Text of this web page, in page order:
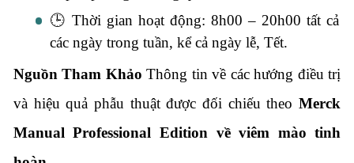
🕒 Thời gian hoạt động: 8h00 – 20h00 tất cả
các ngày trong tuần, kể cả ngày lễ, Tết.
Nguồn Tham KhảoThông tin về các hướng điều trị
và hiệu quả phẫu thuật được đối chiếu theoMerck
Manual Professional Edition về viêm mào tinh